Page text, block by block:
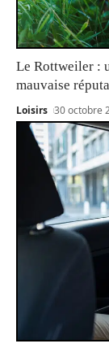
Le Rottweiler :
mauvaise
Loisirs 30 octobre